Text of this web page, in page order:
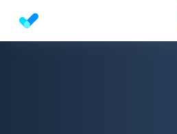
Website SEO checker & Audit tool